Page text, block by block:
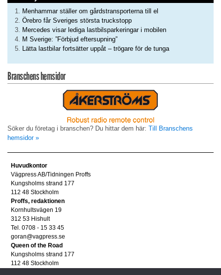
Menhammar ställer om gårdstransporterna till el
Örebro får Sveriges största truckstopp
Mercedes visar lediga lastbilsparkeringar i mobilen
M Sverige: ”Förbjud eftersupning”
Lätta lastbilar fortsätter uppåt – trögare för de tunga
Branschens hemsidor
Söker du företag i branschen? Du hittar dem här: Till Branschens
hemsidor »
Huvudkontor
Vägpress AB/Tidningen Proffs
Kungsholms strand 177
112 48 Stockholm
Proffs, redaktionen
Kornhultsvägen 19
312 53 Hishult
Tel. 0708 - 15 33 45
goran@vagpress.se
Queen of the Road
Kungsholms strand 177
112 48 Stockholm